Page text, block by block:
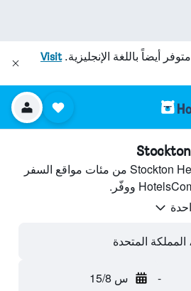
متوفر أيضاً باللغة الإنجليزية.Visit
ابحث عن فنادق في Stockton Heath من مئات مواقع السفر
- س 15/8